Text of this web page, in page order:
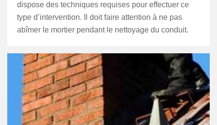
dispose des techniques requises pour effectuer ce
type d’intervention. Il doit faire attention à ne pas
abîmer le mortier pendant le nettoyage du conduit.